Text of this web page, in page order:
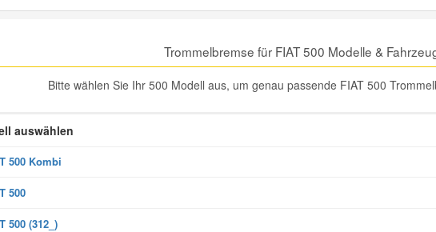
Trommelbremse für FIAT 500 Modelle &
Bitte wählen Sie Ihr 500 Modell aus, um genau passende FIAT 500
auswählen
500 Kombi
500
500 (312_)